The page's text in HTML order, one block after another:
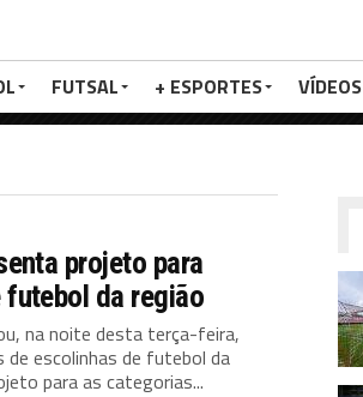
FUTSAL + ESPORTES VÍDEOS
projeto para
da região
na noite desta terça-feira,
escolinhas de futebol da
para as categorias...